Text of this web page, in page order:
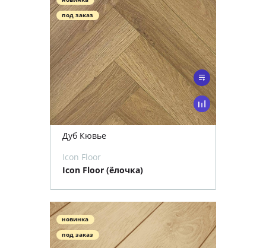
под заказ
Дуб Кювье
Icon Floor
Icon Floor (ёлочка)
новинка
под заказ